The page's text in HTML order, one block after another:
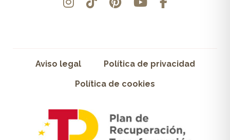
Aviso legal Política de privacidad
Política de cookies